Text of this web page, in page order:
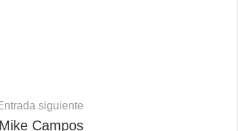
siguiente
Campos